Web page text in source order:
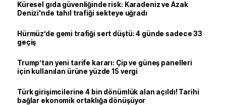
Küresel gıda güvenliğinde risk: Karadeniz ve Azak
Denizi'nde tahıl trafiği sekteye uğradı
Hürmüz’de gemi trafiği sert düştü: 4 günde sadece 33
geçiş
Trump’tan yeni tarife kararı: Çip ve güneş panelleri
için kullanılan ürüne yüzde 15 vergi
Türk girişimcilerine 4 bin dönümlük alan açıldı! Tarihi
bağlar ekonomik ortaklığa dönüşüyor